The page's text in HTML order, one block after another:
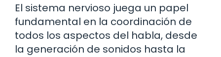
El sistema nervioso juega un papel
fundamental en la coordinación de
todos los aspectos del habla, desde
la generación de sonidos hasta la